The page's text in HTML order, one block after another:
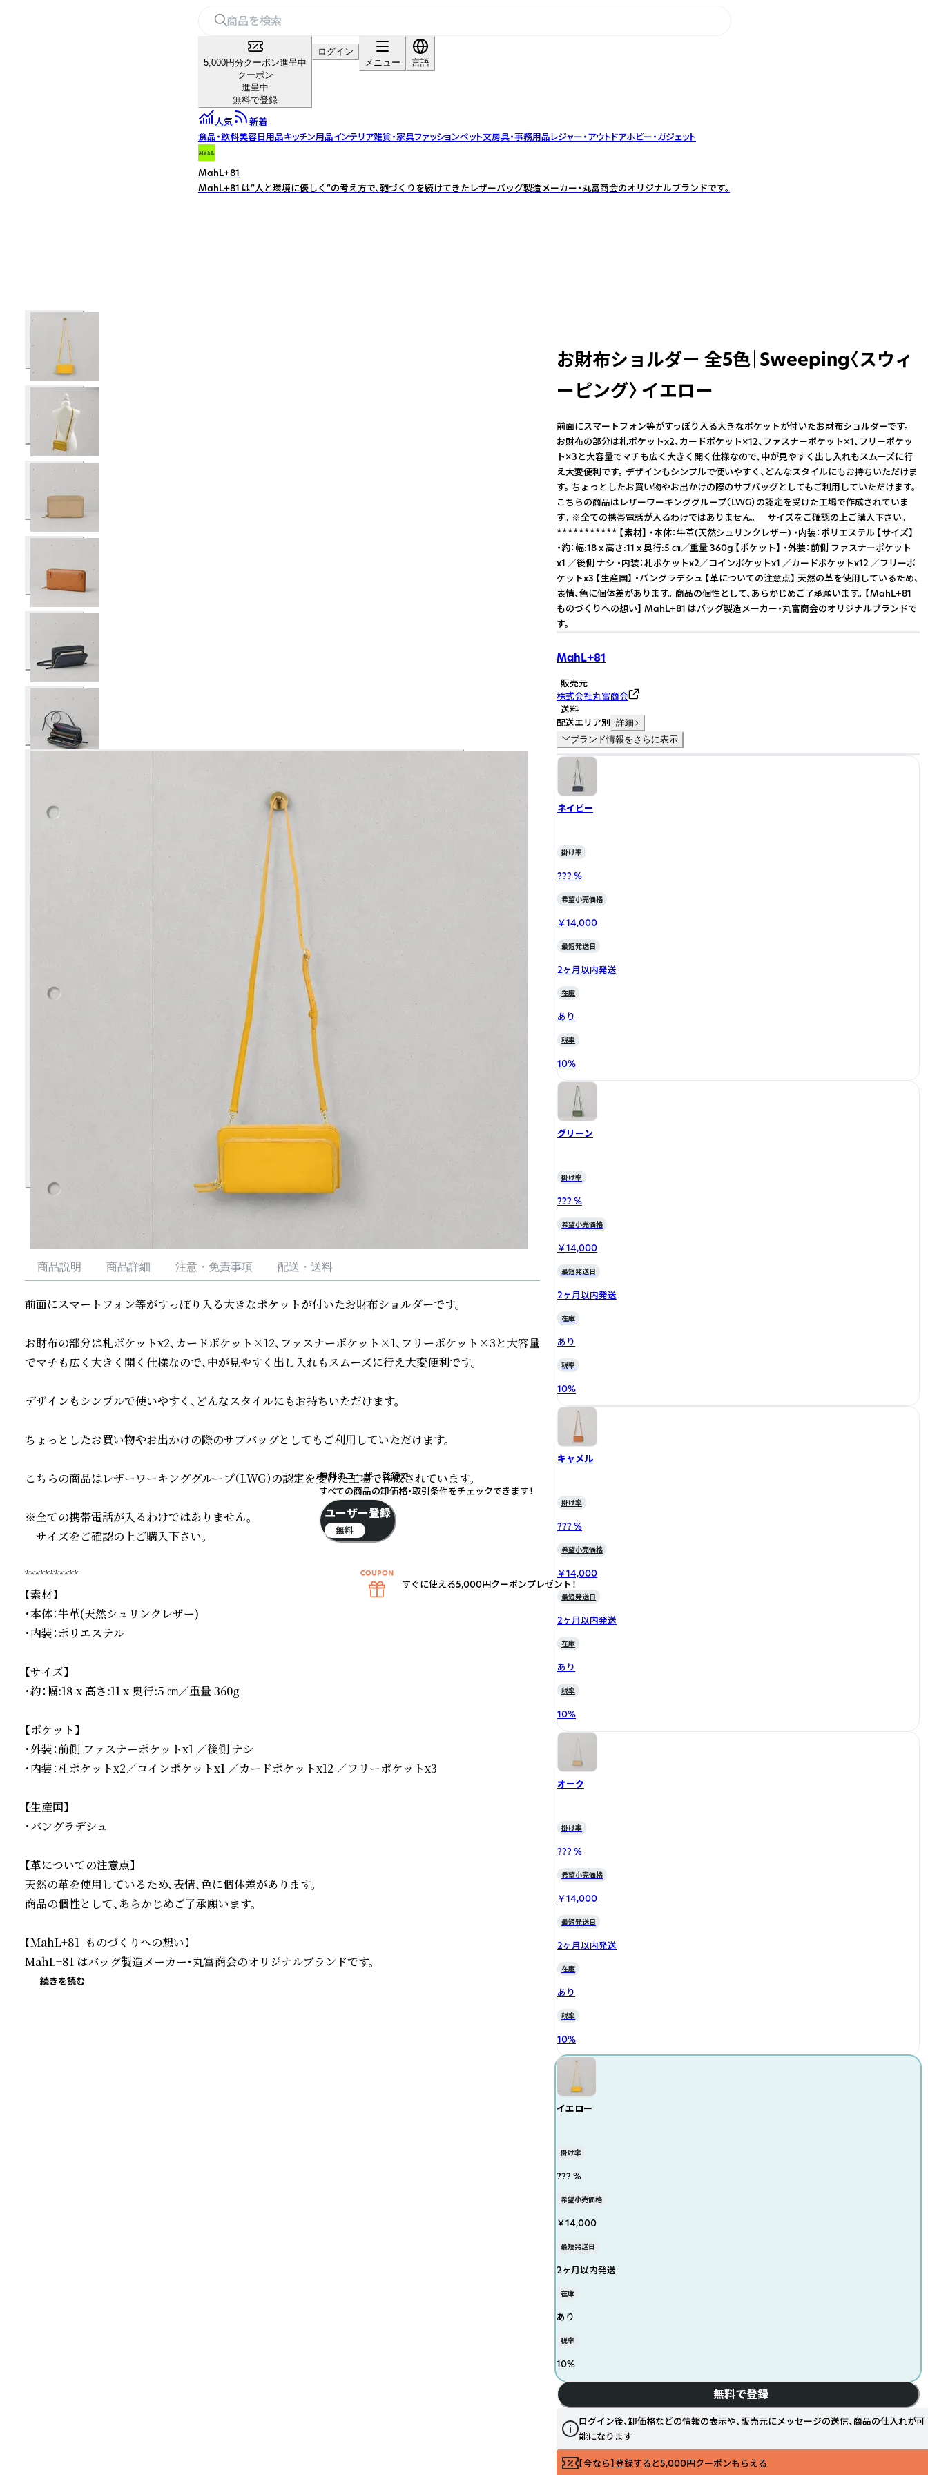
5,000円分クーポン進呈中
クーポン
進呈中
無料で登録
ログイン
メニュー
言語
人気
新着
食品・飲料美容日用品キッチン用品インテリア雑貨・家具ファッションペット文房具・事務用品レジャー・アウトドアホビー・ガジェット
MahL+81
MahL+81 は”人と環境に優しく”の考え方で、鞄づくりを続けてきたレザーバッグ製造メーカー・丸富商会のオリジナルブランドです。
商品説明 商品詳細 注意・免責事項 配送・送料
前面にスマートフォン等がすっぽり入る大きなポケットが付いたお財布ショルダーです。
お財布の部分は札ポケットx2、カードポケット×12、ファスナーポケット×1、フリーポケット×3と大容量
でマチも広く大きく開く仕様なので、中が見やすく出し入れもスムーズに行え大変便利です。
デザインもシンプルで使いやすく、どんなスタイルにもお持ちいただけます。
ちょっとしたお買い物やお出かけの際のサブバッグとしてもご利用していただけます。
こちらの商品はレザーワーキンググループ（LWG）の認定を受けた工場で作成されています。
※全ての携帯電話が入るわけではありません。
サイズをご確認の上ご購入下さい。
***********
【素材】
・本体：牛革(天然シュリンクレザー)
・内装：ポリエステル
【サイズ】
・約：幅:18 x 高さ:11 x 奥行:5 ㎝／重量 360g
【ポケット】
・外装：前側 ファスナーポケットx1 ／後側 ナシ
・内装：札ポケットx2／コインポケットx1 ／カードポケットx12 ／フリーポケットx3
【生産国】
・バングラデシュ
【革についての注意点】
天然の革を使用しているため、表情、色に個体差があります。
商品の個性として、あらかじめご了承願います。
【MahL+81  ものづくりへの想い】
MahL+81 はバッグ製造メーカー・丸富商会のオリジナルブランドです。
続きを読む
お財布ショルダー 全5色｜Sweeping〈スウィ
ーピング〉 イエロー
前面にスマートフォン等がすっぽり入る大きなポケットが付いたお財布ショルダーです。
お財布の部分は札ポケットx2、カードポケット×12、ファスナーポケット×1、フリーポケッ
ト×3と大容量でマチも広く大きく開く仕様なので、中が見やすく出し入れもスムーズに行
え大変便利です。 デザインもシンプルで使いやすく、どんなスタイルにもお持ちいただけま
す。 ちょっとしたお買い物やお出かけの際のサブバッグとしてもご利用していただけます。
こちらの商品はレザーワーキンググループ（LWG）の認定を受けた工場で作成されていま
す。 ※全ての携帯電話が入るわけではありません。 サイズをご確認の上ご購入下さい。
*********** 【素材】 ・本体：牛革(天然シュリンクレザー) ・内装：ポリエステル 【サイズ】
・約：幅:18 x 高さ:11 x 奥行:5 ㎝／重量 360g 【ポケット】 ・外装：前側 ファスナーポケット
x1 ／後側 ナシ ・内装：札ポケットx2／コインポケットx1 ／カードポケットx12 ／フリーポ
ケットx3 【生産国】 ・バングラデシュ 【革についての注意点】 天然の革を使用しているため、
表情、色に個体差があります。 商品の個性として、あらかじめご了承願います。 【MahL+81
ものづくりへの想い】 MahL+81 はバッグ製造メーカー・丸富商会のオリジナルブランドで
す。
MahL+81
販売元
株式会社丸富商会
送料
配送エリア別 詳細
ブランド情報をさらに表示
ネイビー
掛け率
??? %
希望小売価格
￥14,000
最短発送日
2ヶ月以内発送
在庫
あり
税率
10%
グリーン
掛け率
??? %
希望小売価格
￥14,000
最短発送日
2ヶ月以内発送
在庫
あり
税率
10%
キャメル
掛け率
??? %
希望小売価格
￥14,000
最短発送日
2ヶ月以内発送
在庫
あり
税率
10%
オーク
掛け率
??? %
希望小売価格
￥14,000
最短発送日
2ヶ月以内発送
在庫
あり
税率
10%
イエロー
掛け率
??? %
希望小売価格
￥14,000
最短発送日
2ヶ月以内発送
在庫
あり
税率
10%
無料で登録
ログイン後、卸価格などの情報の表示や、販売元にメッセージの送信、商品の仕入れが可
能になります
【今なら】登録すると5,000円クーポンもらえる
無料のユーザー登録で
すべての商品の卸価格・取引条件をチェックできます！
ユーザー登録
無料
すぐに使える5,000円クーポンプレゼント！